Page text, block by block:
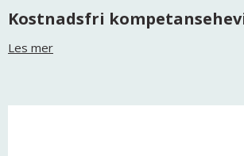
Kostnadsfri
Les mer